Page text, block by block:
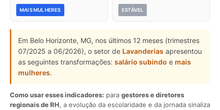
MAIS MULHERES ESTÁVEL
Em Belo Horizonte, MG, nos últimos 12 meses (trimestres
07/2025 a 06/2026), o setor de Lavanderias apresentou
as seguintes transformações: salário subindo e mais
mulheres.
Como usar esses indicadores: para gestores e diretores
regionais de RH, a evolução da escolaridade e da jornada sinaliza